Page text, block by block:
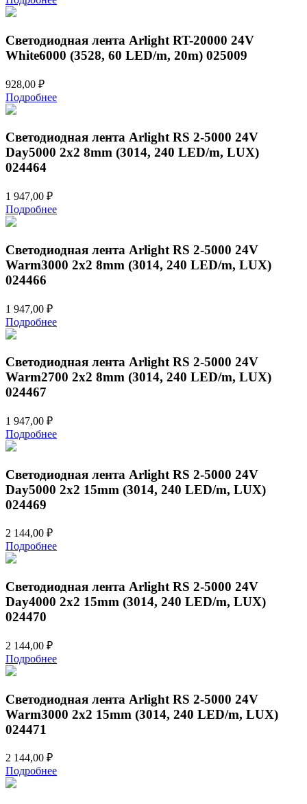
Светодиодная лента Arlight RT-20000 24V
White6000 (3528, 60 LED/m, 20m) 025009
928,00 ₽
Подробнее
Светодиодная лента Arlight RS 2-5000 24V
Day5000 2x2 8mm (3014, 240 LED/m, LUX)
024464
1 947,00 ₽
Подробнее
Светодиодная лента Arlight RS 2-5000 24V
Warm3000 2x2 8mm (3014, 240 LED/m, LUX)
024466
1 947,00 ₽
Подробнее
Светодиодная лента Arlight RS 2-5000 24V
Warm2700 2x2 8mm (3014, 240 LED/m, LUX)
024467
1 947,00 ₽
Подробнее
Светодиодная лента Arlight RS 2-5000 24V
Day5000 2x2 15mm (3014, 240 LED/m, LUX)
024469
2 144,00 ₽
Подробнее
Светодиодная лента Arlight RS 2-5000 24V
Day4000 2x2 15mm (3014, 240 LED/m, LUX)
024470
2 144,00 ₽
Подробнее
Светодиодная лента Arlight RS 2-5000 24V
Warm3000 2x2 15mm (3014, 240 LED/m, LUX)
024471
2 144,00 ₽
Подробнее